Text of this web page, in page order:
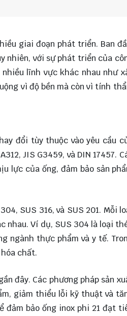
giai đoạn phát triển. Ban
nhiên, với sự phát triển của
lĩnh vực khác nhau như
vì độ bền mà còn vì tính
đổi tùy thuộc vào yêu cầu
JIS G3459, và DIN 17457.
lực của ống, đảm bảo sản
SUS 316, và SUS 201. Mỗi
nhau. Ví dụ, SUS 304 là loại
ngành thực phẩm và y tế.
chất.
đây. Các phương pháp sản
giảm thiểu lỗi kỹ thuật và
đảm bảo ống inox phi 21 đạt